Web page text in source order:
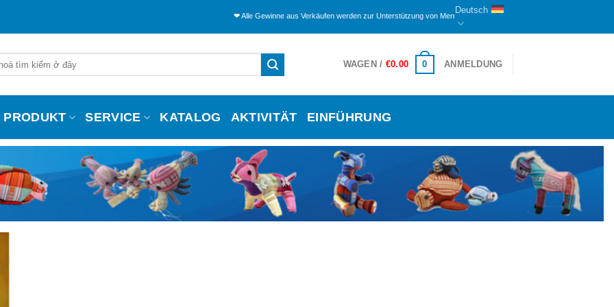
❤ Alle Gewinne aus Verkäufen werden zur Unterstützung von Menschen mit Behinderungen und Waisen hier
Deutsch
WAGEN / €0.00 0 ANMELDUNG
PRODUKT SERVICE KATALOG AKTIVITÄT EINFÜHRUNG